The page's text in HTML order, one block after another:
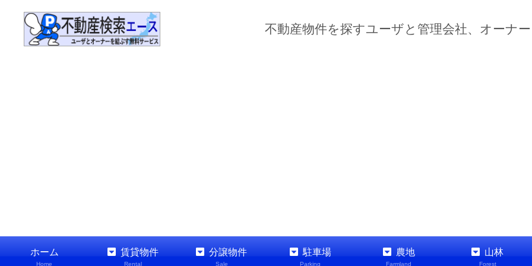
不動産物件を探すユーザと管理会社、オーナ
ホーム
Home
賃貸物件
Rental
分譲物件
Sale
駐車場
Parking
農地
Farmland
山林
Forest